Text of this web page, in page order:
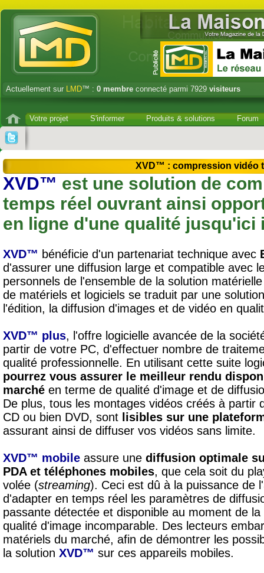
Actuellement sur LMD™ : 0 membre connecté parmi 7929 visiteurs
Votre projet S'informer Produits & solutions Forum
XVD™ : compression vidéo
XVD™ est une solution de
temps réel ouvrant ainsi
en ligne d'une qualité jusqu'ici
XVD™ bénéficie d'un partenariat technique avec
d'assurer une diffusion large et compatible avec
personnels de l'ensemble de la solution
de matériels et logiciels se traduit par une
l'édition, la diffusion d'images et de vidéo en
XVD™ plus, l'offre logicielle avancée de la
partir de votre PC, d'effectuer nombre de
qualité professionnelle. En utilisant cette suite
pourrez vous assurer le meilleur rendu
marché en terme de qualité d'image et de
De plus, tous les montages vidéos créés à partir
CD ou bien DVD, sont lisibles sur une
assurant ainsi de diffuser vos vidéos sans limite.
XVD™ mobile assure une diffusion optimale
PDA et téléphones mobiles, que cela soit du
volée (streaming). Ceci est dû à la puissance de
d'adapter en temps réel les paramètres de
passante détectée et disponible au moment de
qualité d'image incomparable. Des lecteurs
matériels du marché, afin de démontrer les
la solution XVD™ sur ces appareils mobiles.